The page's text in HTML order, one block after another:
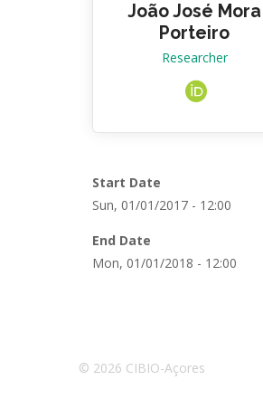
João José Mora
Porteiro
Researcher
Start Date
Sun, 01/01/2017 - 12:00
End Date
Mon, 01/01/2018 - 12:00
© 2026 CIBIO-Açores